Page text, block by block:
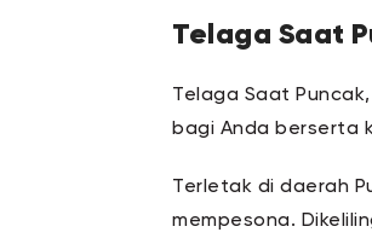
Telaga Saat
Telaga Saat
bagi Anda berserta
Terletak di daerah
mempesona.